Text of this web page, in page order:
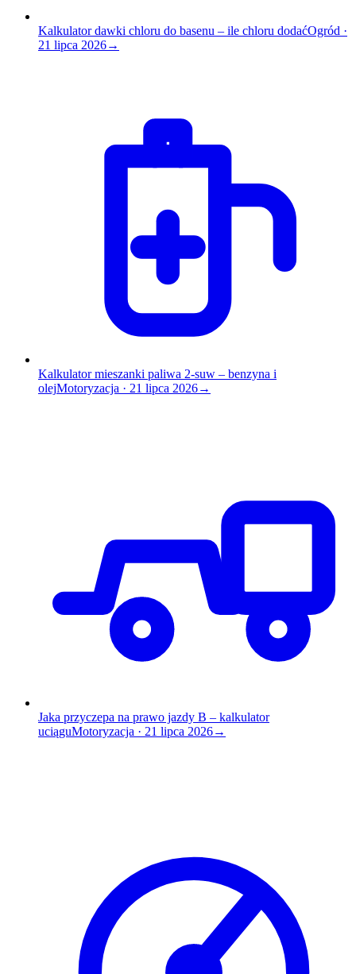
Kalkulator dawki chloru do basenu – ile chloru dodaćOgród ·
21 lipca 2026→
Kalkulator mieszanki paliwa 2-suw – benzyna i
olejMotoryzacja · 21 lipca 2026→
Jaka przyczepa na prawo jazdy B – kalkulator
uciąguMotoryzacja · 21 lipca 2026→